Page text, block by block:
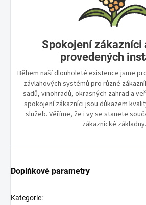
Spokojení zákazníci
provedených
Během naší dlouholeté existence jsme
závlahových systémů pro různé
sadů, vinohradů, okrasných zahrad a
spokojení zákazníci jsou důkazem
služeb. Věříme, že i vy se stanete
zákaznické základny.
Doplňkové parametry
Kategorie: